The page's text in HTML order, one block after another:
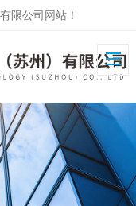
限公司网站！